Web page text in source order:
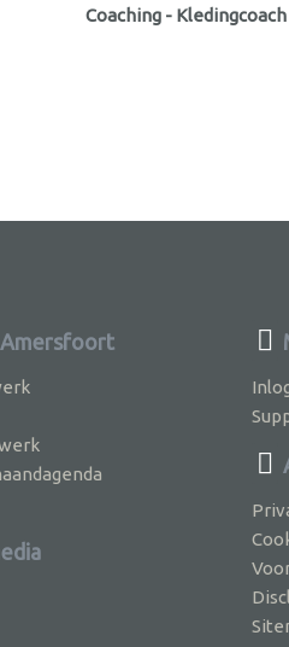
Coaching - Kledingcoach